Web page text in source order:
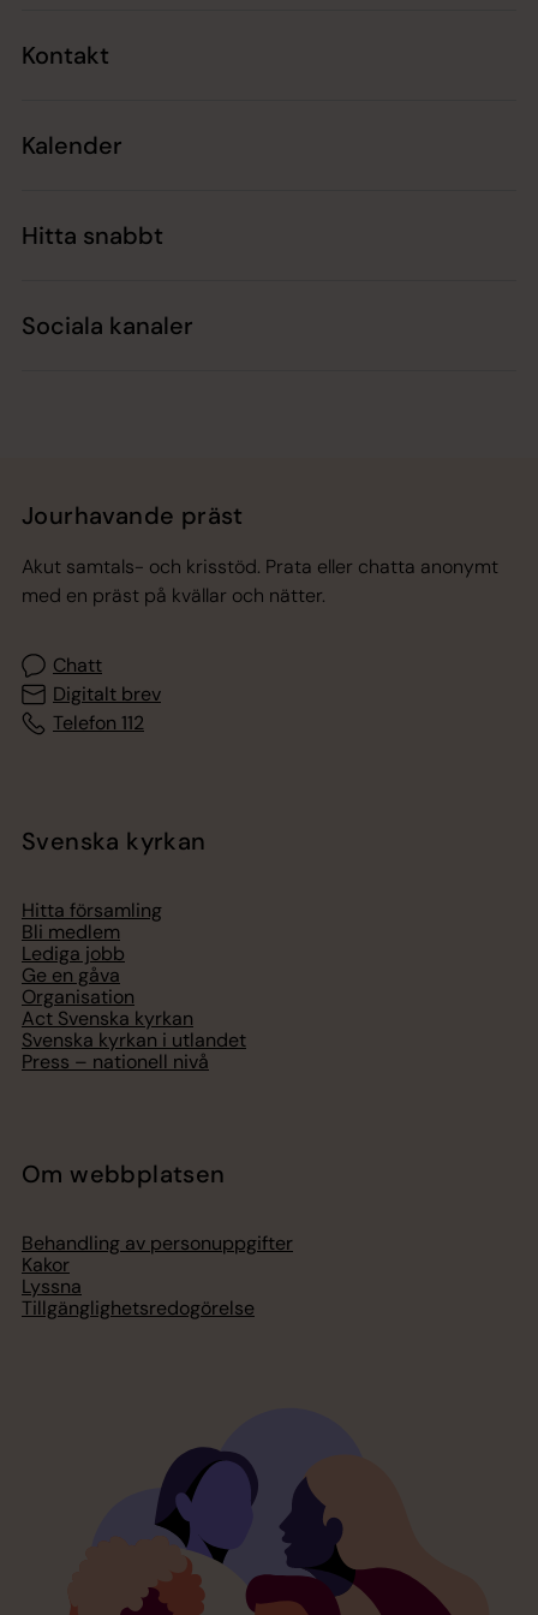
Kontakt
Kalender
Hitta snabbt
Sociala kanaler
Jourhavande präst
Akut samtals- och krisstöd. Prata eller chatta anonymt
med en präst på kvällar och nätter.
Chatt
Digitalt brev
Telefon 112
Svenska kyrkan
Hitta församling
Bli medlem
Lediga jobb
Ge en gåva
Organisation
Act Svenska kyrkan
Svenska kyrkan i utlandet
Press – nationell nivå
Om webbplatsen
Behandling av personuppgifter
Kakor
Lyssna
Tillgänglighetsredogörelse